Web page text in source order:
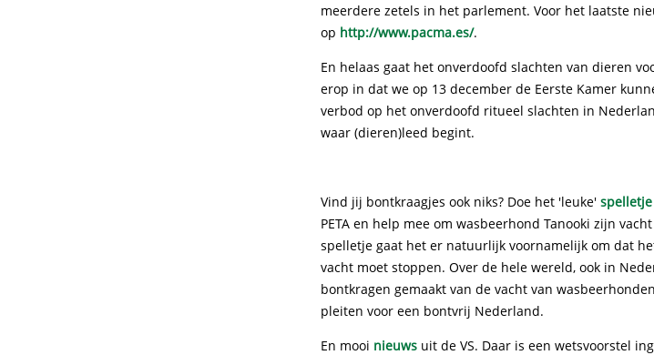
meerdere zetels in het parlement. Voor het laatste
op http://www.pacma.es/.
En helaas gaat het onverdoofd slachten van dieren
erop in dat we op 13 december de Eerste Kamer
verbod op het onverdoofd ritueel slachten in
waar (dieren)leed begint.
Vind jij bontkraagjes ook niks? Doe het 'leuke' spelletje
PETA en help mee om wasbeerhond Tanooki zijn
spelletje gaat het er natuurlijk voornamelijk om dat
vacht moet stoppen. Over de hele wereld, ook in
bontkragen gemaakt van de vacht van
pleiten voor een bontvrij Nederland.
En mooi nieuws uit de VS. Daar is een wetsvoorstel